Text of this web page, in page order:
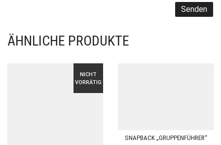
ÄHNLICHE PRODUKTE
NICHT
VORRÄTIG
SNAPBACK „GRUPPENFÜHRER“